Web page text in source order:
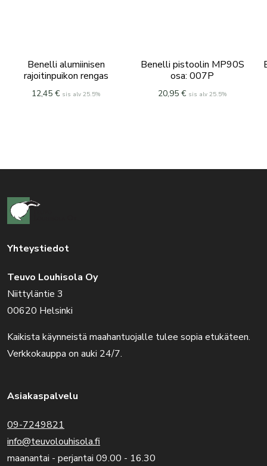
Benelli alumiinisen
rajoitinpuikon rengas
12,45 € sis alv 25.5%
Benelli pistoolin MP90S
osa: 007P
20,95 € sis alv 25.5%
Yhteystiedot
Teuvo Louhisola Oy
Niittyläntie 3
00620 Helsinki
Kaikista käynneistä maahantuojalle tulee sopia etukäteen.
Verkkokauppa on auki 24/7.
Asiakaspalvelu
09-7249821
info@teuvolouhisola.fi
maanantai - perjantai 09.00 - 16.30